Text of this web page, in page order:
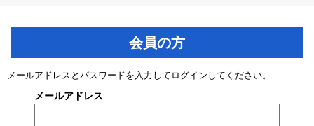
会員の方
メールアドレスとパスワードを入力してログインしてください。
メールアドレス